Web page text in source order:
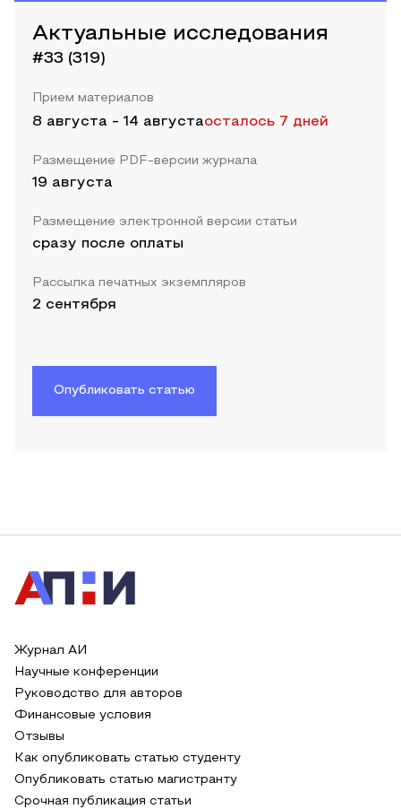
Актуальные исследования
#33 (319)
Прием материалов
8 августа - 14 августаосталось 7 дней
Размещение PDF-версии журнала
19 августа
Размещение электронной версии статьи
сразу после оплаты
Рассылка печатных экземпляров
2 сентября
Опубликовать статью
Журнал АИ
Научные конференции
Руководство для авторов
Финансовые условия
Отзывы
Как опубликовать статью студенту
Опубликовать статью магистранту
Срочная публикация статьи